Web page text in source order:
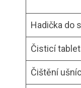
Hadička do
Čisticí
Čištění